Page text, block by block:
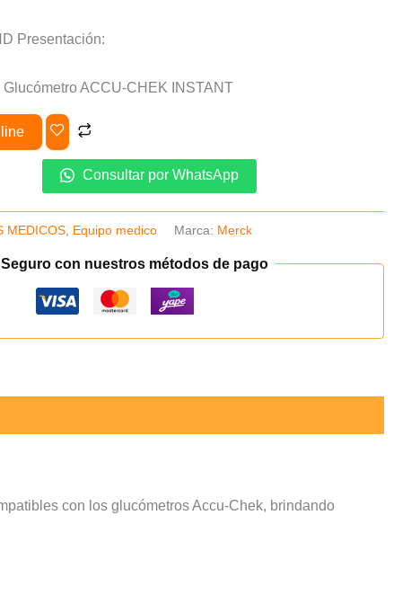
Presentación:
ACCU-CHEK INSTANT
Consultar por WhatsApp
MEDICOS Equipo medico Marca: Merck
Seguro con nuestros métodos de pago
con los glucómetros Accu-Chek, brindando